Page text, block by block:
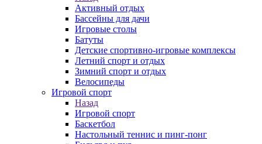
Активный отдых
Бассейны для дачи
Игровые столы
Батуты
Детские спортивно-игровые комплексы
Летний спорт и отдых
Зимний спорт и отдых
Велосипеды
Игровой спорт
Назад
Игровой спорт
Баскетбол
Настольный теннис и пинг-понг